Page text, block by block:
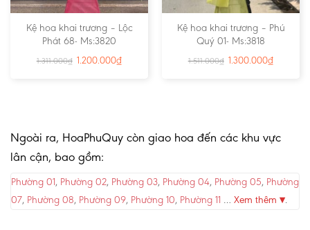
Kệ hoa khai trương – Lộc
Phát 68- Ms:3820
1.311.000₫ 1.200.000₫
Kệ hoa khai trương – Phú
Quý 01- Ms:3818
1.511.000₫ 1.300.000₫
Ngoài ra, HoaPhuQuy còn giao hoa đến các khu vực
lân cận, bao gồm:
Phường 01, Phường 02, Phường 03, Phường 04, Phường 05, Phường
07, Phường 08, Phường 09, Phường 10, Phường 11 … Xem thêm ▾.